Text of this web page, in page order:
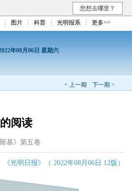
您想去哪里？
图片 科普 光明报系 更多>>
年08月06日 星期六
< 上一期 下一期 >
阅读
基》第五卷
《光明日报》（ 2022年08月06日 12版）